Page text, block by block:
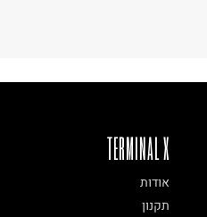
TERMINAL X
אודות
תקנון